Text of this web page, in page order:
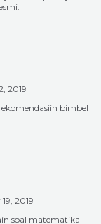
2019
bimbel
2019
soal matematika